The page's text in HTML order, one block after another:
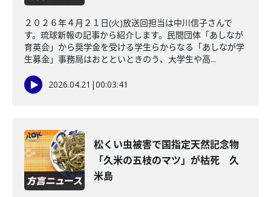
２０２６年４月２１日(火)放送回担当は中川信子さんで
す。琉球新報の記事から紹介します。民間団体「あしなが
育英会」から奨学金を受ける学生らからなる「あしなが学
生募金」事務局はおとといときのう、大学生や高...
2026.04.21 |00:03:41
松くい虫被害で国指定天然記念物
「久米の五枝のマツ」が枯死 久
米島